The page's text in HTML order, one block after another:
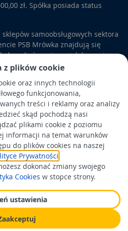
z plików cookie
oraz innych technologii
funkcjonowania,
treści i reklamy oraz analizy
skąd pochodzą nasi
plikami cookie z poziomu
informacji na temat warunków
do plików cookies na naszej
Prywatności
dokonać zmiany swojego
Cookies w stopce strony.
ustawienia
zł. Spółka posiada status
samoobsługowych sektora
PSB Mrówka znajdują się
wykończeniowe i dekoracyjne,
elektronarzędzia, a także
i otoczeniem domu.